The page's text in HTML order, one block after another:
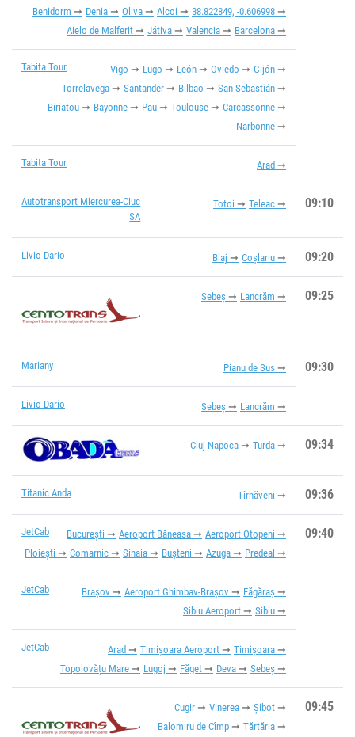
Benidorm
Denia Oliva Alcoi
38.822849, -0.606998
Aielo de Malferit
Játiva Valencia Barcelona
Tabita Tour Vigo Lugo León Oviedo
Gijón
Torrelavega
Santander Bilbao
San Sebastián
Biriatou
Bayonne Pau Toulouse
Carcassonne
Narbonne
Tabita Tour Arad
Autotransport Miercurea-Ciuc
SA
Totoi Teleac 09:10
Livio Dario Blaj Coșlariu 09:20
Sebeș Lancrăm 09:25
Mariany Pianu de Sus 09:30
Livio Dario Sebeș Lancrăm
Cluj Napoca Turda 09:34
Titanic Anda Tîrnăveni 09:36
JetCab București Aeroport Băneasa
Aeroport Otopeni
Ploiești
Comarnic Sinaia Bușteni Azuga Predeal
09:40
JetCab Brașov Aeroport Ghimbav-Brașov
Făgăraș
Sibiu Aeroport
Sibiu
JetCab Arad Timișoara Aeroport
Timișoara
Topolovățu Mare
Lugoj Făget Deva Sebeș
Cugir Vinerea
Șibot
Balomiru de Cîmp
Tărtăria
09:45